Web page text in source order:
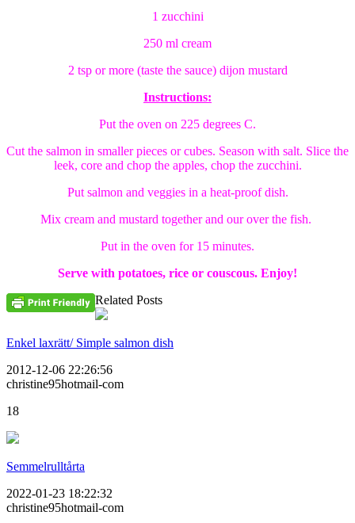
1 zucchini
250 ml cream
2 tsp or more (taste the sauce) dijon mustard
Instructions:
Put the oven on 225 degrees C.
Cut the salmon in smaller pieces or cubes. Season with salt. Slice the
leek, core and chop the apples, chop the zucchini.
Put salmon and veggies in a heat-proof dish.
Mix cream and mustard together and our over the fish.
Put in the oven for 15 minutes.
Serve with potatoes, rice or couscous. Enjoy!
Related Posts
Enkel laxrätt/ Simple salmon dish
2012-12-06 22:26:56
christine95hotmail-com
18
Semmelrulltårta
2022-01-23 18:22:32
christine95hotmail-com